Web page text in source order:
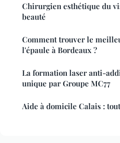
Chirurgien esthétique du
beauté
Comment trouver le
l'épaule à Bordeaux ?
La formation laser anti-
unique par Groupe MC77
Aide à domicile Calais :